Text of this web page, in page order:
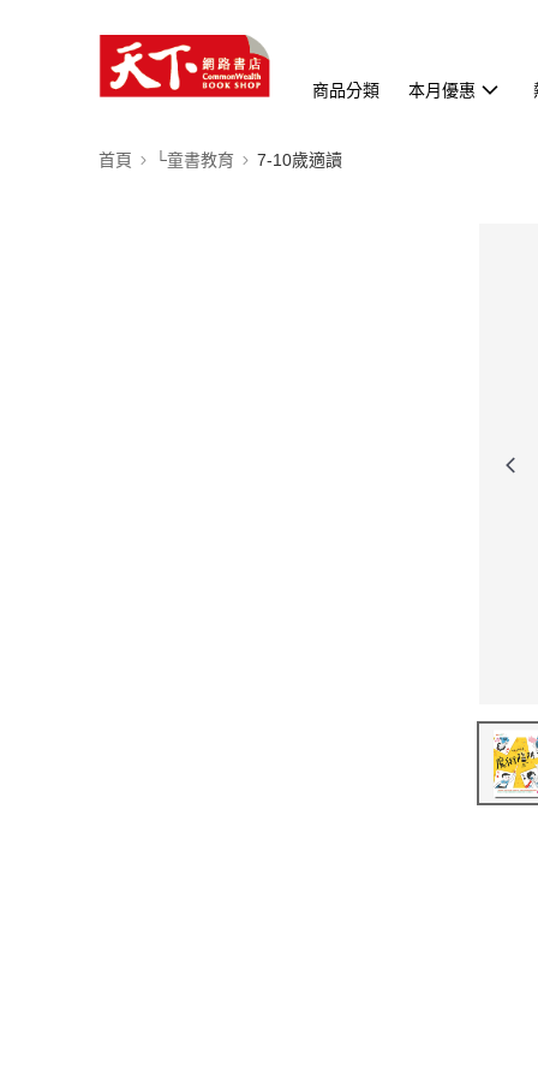
商品分類 本月優惠
首頁 └童書教育 7-10歲適讀